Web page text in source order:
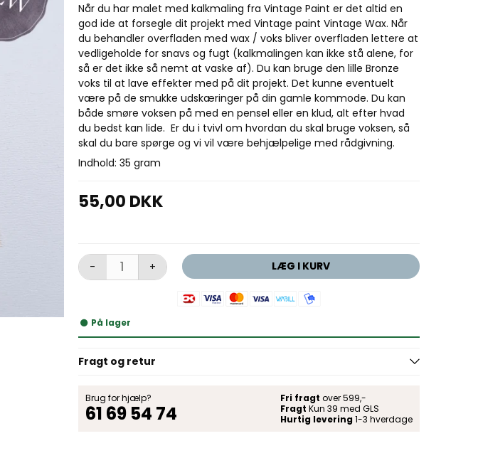
Når du har malet med kalkmaling fra Vintage Paint er det altid en
god ide at forsegle dit projekt med Vintage paint Vintage Wax. Når
du behandler overfladen med wax / voks bliver overfladen lettere at
vedligeholde for snavs og fugt (kalkmalingen kan ikke stå alene, for
så er det ikke så nemt at vaske af). Du kan bruge den lille Bronze
voks til at lave effekter med på dit projekt. Det kunne eventuelt
være på de smukke udskæringer på din gamle kommode. Du kan
både smøre voksen på med en pensel eller en klud, alt efter hvad
du bedst kan lide. Er du i tvivl om hvordan du skal bruge voksen, så
skal du bare spørge og vi vil være behjælpelige med rådgivning.
Indhold: 35 gram
55,00 DKK
- + LÆG I KURV
På lager
Fragt og retur
Brug for hjælp?
61 69 54 74
Fri fragt over 599,-
Fragt Kun 39 med GLS
Hurtig levering 1-3 hverdage